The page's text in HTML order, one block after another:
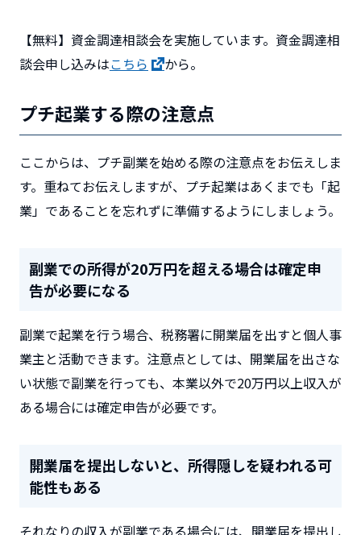
【無料】資金調達相談会を実施しています。資金調達相
談会申し込みはこちら から。
プチ起業する際の注意点
ここからは、プチ副業を始める際の注意点をお伝えしま
す。重ねてお伝えしますが、プチ起業はあくまでも「起
業」であることを忘れずに準備するようにしましょう。
副業での所得が20万円を超える場合は確定申
告が必要になる
副業で起業を行う場合、税務署に開業届を出すと個人事
業主と活動できます。注意点としては、開業届を出さな
い状態で副業を行っても、本業以外で20万円以上収入が
ある場合には確定申告が必要です。
開業届を提出しないと、所得隠しを疑われる可
能性もある
それなりの収入が副業である場合には、開業届を提出し